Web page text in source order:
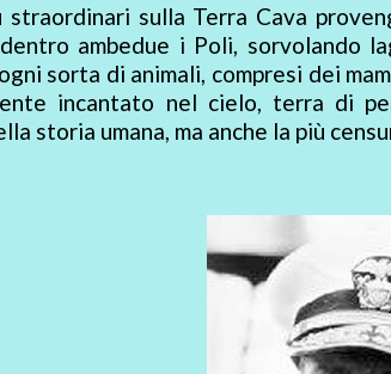
straordinari sulla Terra Cava
ambedue i Poli, sorvolando
sorta di animali, compresi dei
incantato nel cielo, terra di
storia umana, ma anche la più